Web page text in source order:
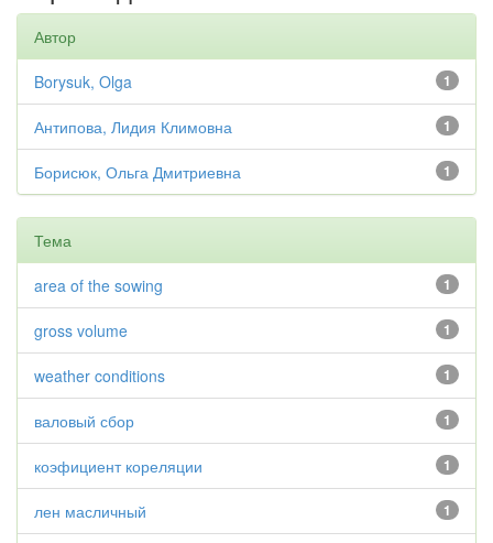
Автор
1
Borysuk, Olga
1
Антипова, Лидия Климовна
1
Борисюк, Ольга Дмитриевна
Тема
1
area of the sowing
1
gross volume
1
weather conditions
1
валовый сбор
1
коэфициент кореляции
1
лен масличный